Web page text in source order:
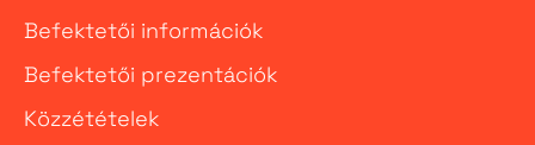
Befektetői információk
Befektetői prezentációk
Közzétételek